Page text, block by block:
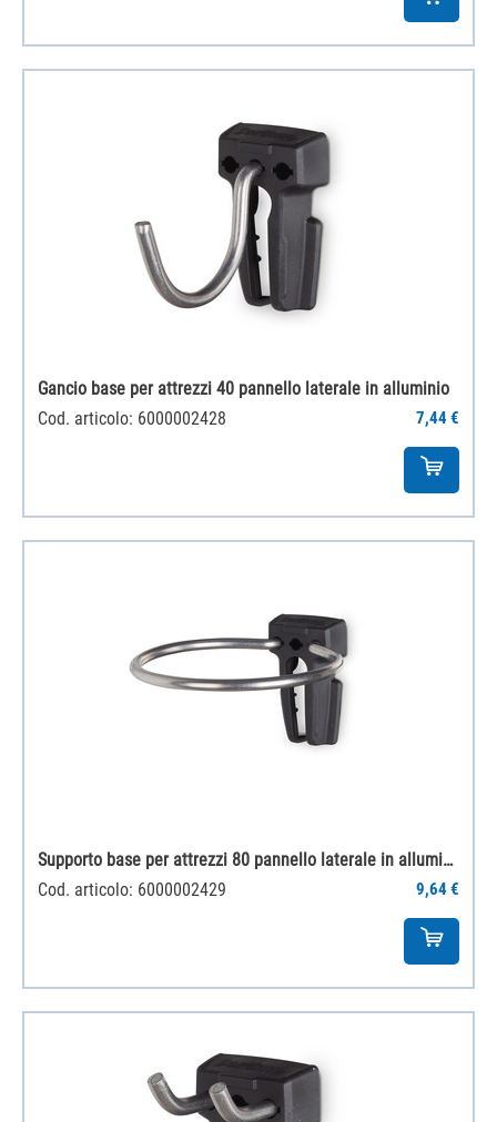
Gancio base per attrezzi 40 pannello laterale in alluminio
Cod. articolo: 6000002428
7,44 €
Supporto base per attrezzi 80 pannello laterale in alluminio
Cod. articolo: 6000002429
9,64 €